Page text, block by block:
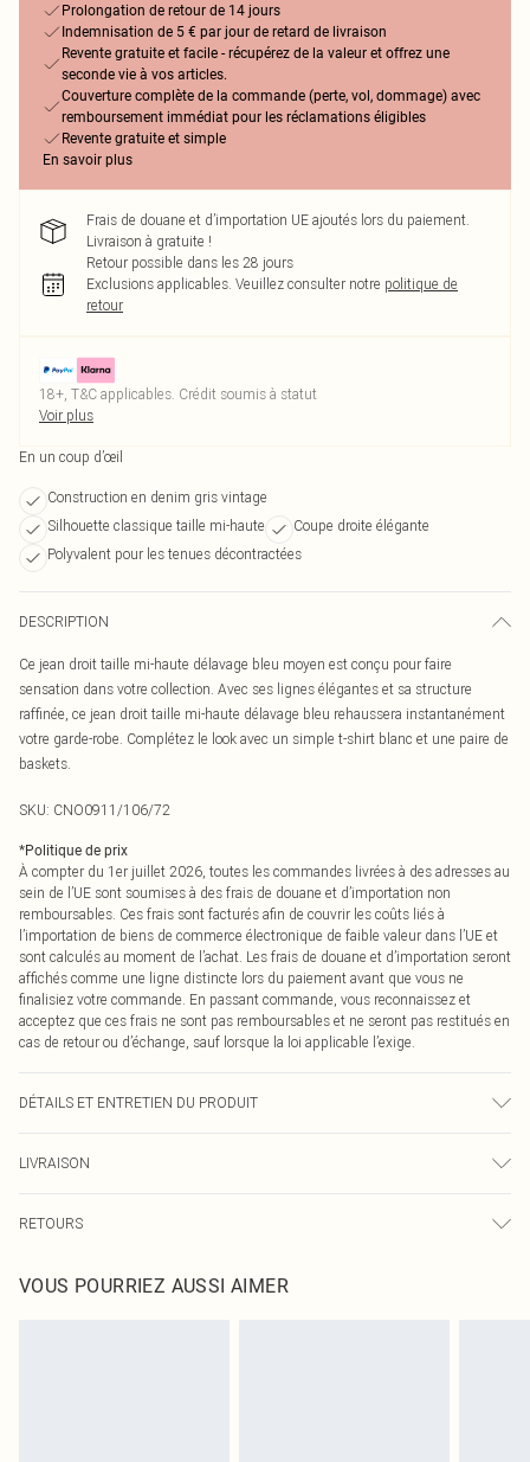
Prolongation de retour de 14 jours
Indemnisation de 5 € par jour de retard de livraison
Revente gratuite et facile - récupérez de la valeur et offrez une
seconde vie à vos articles.
Couverture complète de la commande (perte, vol, dommage) avec
remboursement immédiat pour les réclamations éligibles
Revente gratuite et simple
En savoir plus
Frais de douane et d’importation UE ajoutés lors du paiement.
Livraison à gratuite !
Retour possible dans les 28 jours
Exclusions applicables. Veuillez consulter notre politique de
retour
18+, T&C applicables. Crédit soumis à statut
Voir plus
En un coup d’œil
Construction en denim gris vintage
Silhouette classique taille mi-haute
Coupe droite élégante
Polyvalent pour les tenues décontractées
DESCRIPTION
Ce jean droit taille mi-haute délavage bleu moyen est conçu pour faire
sensation dans votre collection. Avec ses lignes élégantes et sa structure
raffinée, ce jean droit taille mi-haute délavage bleu rehaussera instantanément
votre garde-robe. Complétez le look avec un simple t-shirt blanc et une paire de
baskets.
SKU: CNO0911/106/72
*Politique de prix
À compter du 1er juillet 2026, toutes les commandes livrées à des adresses au
sein de l’UE sont soumises à des frais de douane et d’importation non
remboursables. Ces frais sont facturés afin de couvrir les coûts liés à
l’importation de biens de commerce électronique de faible valeur dans l’UE et
sont calculés au moment de l’achat. Les frais de douane et d’importation seront
affichés comme une ligne distincte lors du paiement avant que vous ne
finalisiez votre commande. En passant commande, vous reconnaissez et
acceptez que ces frais ne sont pas remboursables et ne seront pas restitués en
cas de retour ou d’échange, sauf lorsque la loi applicable l’exige.
DÉTAILS ET ENTRETIEN DU PRODUIT
déteindre.
LIVRAISON
Livraison express France
Jusqu'à 2-3 jours ouvrables
RETOURS
pour nous retourner un article.
VOUS POURRIEZ AUSSI AIMER